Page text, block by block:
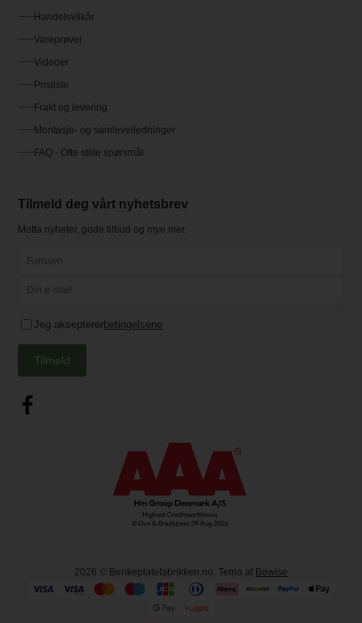
Handelsvilkår
Vareprøver
Videoer
Prisliste
Frakt og levering
Montasje- og samleveiledninger
FAQ - Ofte stilte spørsmål
Tilmeld deg vårt nyhetsbrev
Motta nyheter, gode tilbud og mye mer.
Jeg akseptererbetingelsene
Tilmeld
2026 © Benkeplatefabrikken.no. Tema af Bewise